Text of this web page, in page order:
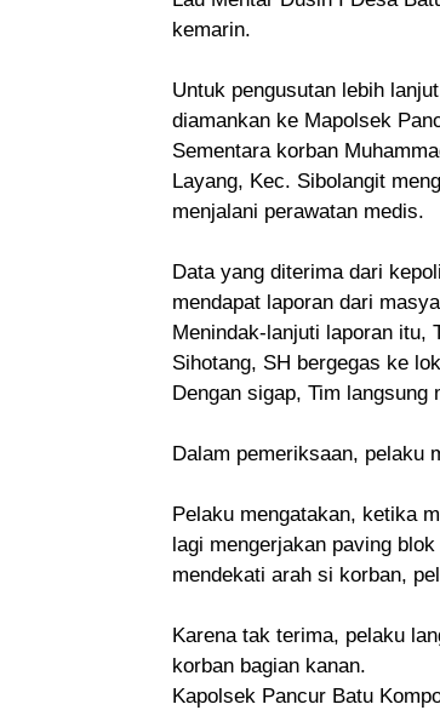
kemarin.
Untuk pengusutan lebih
diamankan ke Mapolsek
Sementara korban
Layang, Kec. Sibolangit
menjalani perawatan medis.
Data yang diterima dari
mendapat laporan dari
Menindak-lanjuti laporan itu,
Sihotang, SH bergegas ke
Dengan sigap, Tim langsung
Dalam pemeriksaan, pelaku
Pelaku mengatakan, ketika
lagi mengerjakan paving
mendekati arah si korban,
Karena tak terima, pelaku
korban bagian kanan.
Kapolsek Pancur Batu